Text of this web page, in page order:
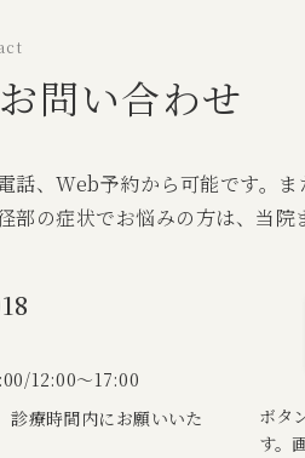
問い合わせ
話、Web予約から可能です。
部の症状でお悩みの方は、当院
12:00～17:00
診療時間内にお願いいた
ボタ
す。